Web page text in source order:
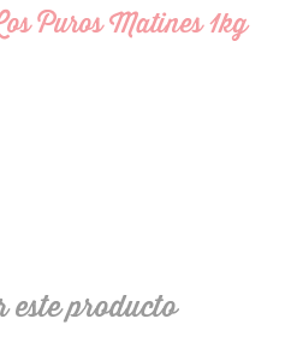
Puros Matines 1kg
producto